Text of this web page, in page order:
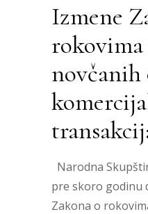
Izmene
novčanih
Narodna
pre skoro godinu
Zakona o